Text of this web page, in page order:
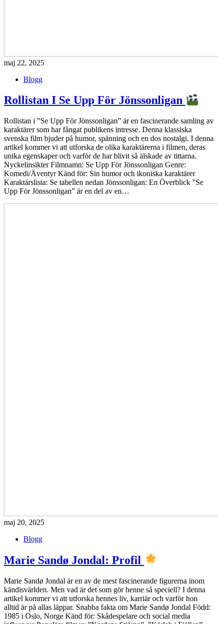
maj 22, 2025
Blogg
Rollistan I Se Upp För Jönssonligan
Rollistan i ”Se Upp För Jönssonligan” är en fascinerande samling av
karaktärer som har fångat publikens intresse. Denna klassiska
svenska film bjuder på humor, spänning och en dos nostalgi. I denna
artikel kommer vi att utforska de olika karaktärerna i filmen, deras
unika egenskaper och varför de har blivit så älskade av tittarna.
Nyckelinsikter Filmnamn: Se Upp För Jönssonligan Genre:
Komedi/Äventyr Känd för: Sin humor och ikoniska karaktärer
Karaktärslista: Se tabellen nedan Jönssonligan: En Överblick ”Se
Upp För Jönssonligan” är en del av en…
maj 20, 2025
Blogg
Marie Sandø Jondal: Profil
Marie Sandø Jondal är en av de mest fascinerande figurerna inom
kändisvärlden. Men vad är det som gör henne så speciell? I denna
artikel kommer vi att utforska hennes liv, karriär och varför hon
alltid är på allas läppar. Snabba fakta om Marie Sandø Jondal Född:
1985 i Oslo, Norge Känd för: Skådespelare och social media